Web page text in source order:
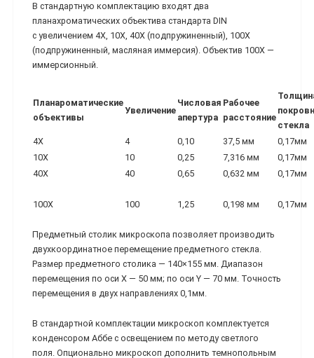
В стандартную комплектацию входят два
планахроматических объектива стандарта DIN
с увеличением 4X, 10X, 40X (подпружиненный), 100X
(подпружиненный, масляная иммерсия). Объектив 100Х —
иммерсионный.
Планароматические
объективы
Увеличение
Числовая
апертура
Рабочее
расстояние
стекла
4X
4 0,10 37,5 мм
0,17мм
10X
10 0,25 7,316 мм
0,17мм
40X
40 0,65 0,632 мм 0,17мм
100X 100 1,25 0,198 мм 0,17мм
Предметный столик микроскопа позволяет производить
двухкоординатное перемещение предметного стекла.
Размер предметного столика — 140×155 мм. Диапазон
перемещения по оси X — 50 мм; по оси Y — 70 мм. Точность
перемещения в двух направлениях 0,1мм.
В стандартной комплектации микроскоп комплектуется
конденсором Аббе с освещением по методу светлого
поля. Опционально микроскоп дополнить темнопольным